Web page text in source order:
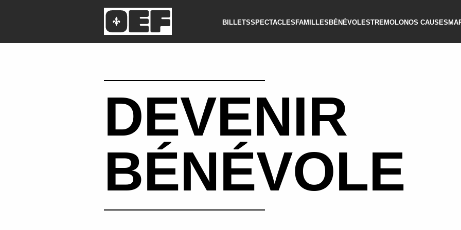
BILLETSSPECTACLES FAMILLES BÉNÉVOLESTREMOLONOS CAUSES
DEVENIR
BÉNÉVOLE